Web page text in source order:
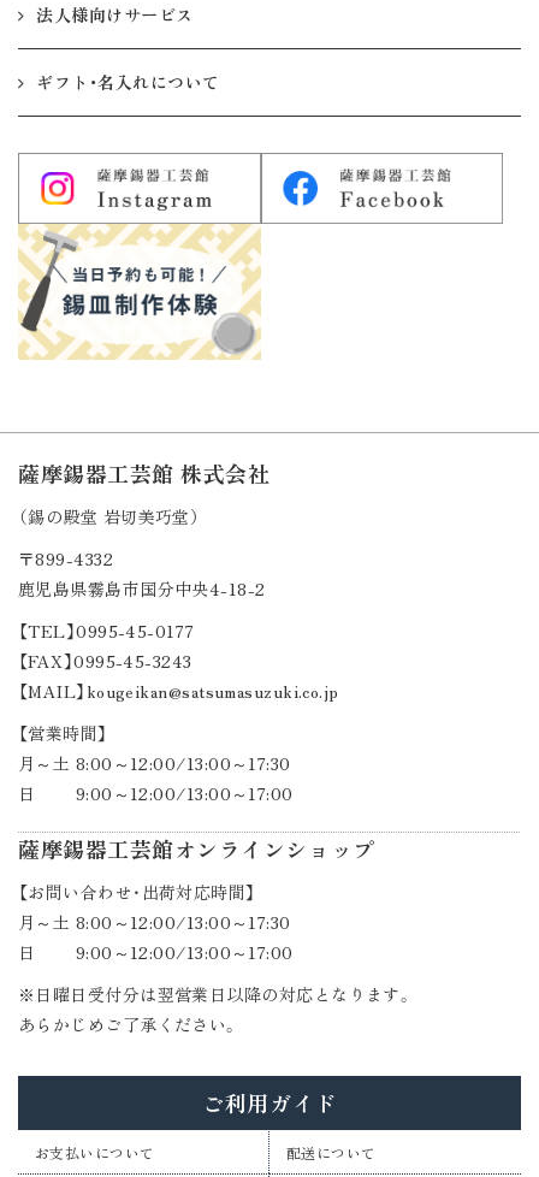
法人様向けサービス
ギフト・名入れについて
薩摩錫器工芸館 株式会社
（錫の殿堂 岩切美巧堂）
〒899-4332
鹿児島県霧島市国分中央4-18-2
【TEL】0995-45-0177
【FAX】0995-45-3243
【MAIL】kougeikan@satsumasuzuki.co.jp
【営業時間】
月～土 8:00～12:00/13:00～17:30
日 9:00～12:00/13:00～17:00
薩摩錫器工芸館オンラインショップ
【お問い合わせ・出荷対応時間】
月～土 8:00～12:00/13:00～17:30
日 9:00～12:00/13:00～17:00
※日曜日受付分は翌営業日以降の対応となります。
あらかじめご了承ください。
ご利用ガイド
お支払いについて 配送について